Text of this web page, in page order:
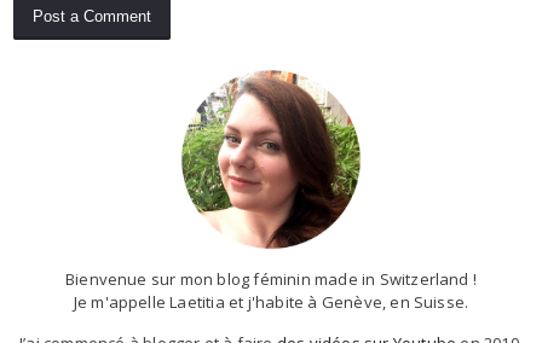
Bienvenue sur mon blog féminin made in Switzerland !
Je m'appelle Laetitia et j'habite à Genève, en Suisse.